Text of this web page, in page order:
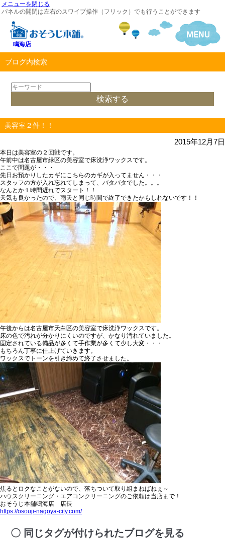
メニューを閉じる
パネルの開閉は左右のスワイプ操作（フリック）でも行うことができます
鳴海店
ブログ内検索
美容室２件！！
2015年12月7日
本日は美容室の２回戦です。
午前中は名古屋市緑区の美容室で床洗浄ワックスです。
ここで問題が・・・
先日お預かりしたカギにこちらのカギが入ってません・・・
スタッフの方が入れ忘れてしまって、バタバタでした。。。
なんとか１時間遅れでスタート！！
天気も良かったので、雨天と同じ時間で終了できたかもしれないです！！
午後からは名古屋市天白区の美容室で床洗浄ワックスです。
床の色で汚れが分かりにくいのですが、かなり汚れていました。
固定されている備品が多くて手作業が多くて少し大変・・・
もちろん丁寧に仕上げていきます。
ワックスでトーンを引き締めて終了させました。
焦るとロクなことがないので、落ちついて取り組まねばねぇ～
ハウスクリーニング・エアコンクリーニングのご依頼は当店まで！
おそうじ本舗鳴海店 店長
https://osouji-nagoya-city.com/
同じタグが付けられたブログを見る